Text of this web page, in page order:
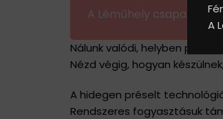
A
A Léműhely csapata
Nálunk valódi, helyben
Nézd végig, hogyan
A hidegen préselt
Rendszeres fogyasztásuk